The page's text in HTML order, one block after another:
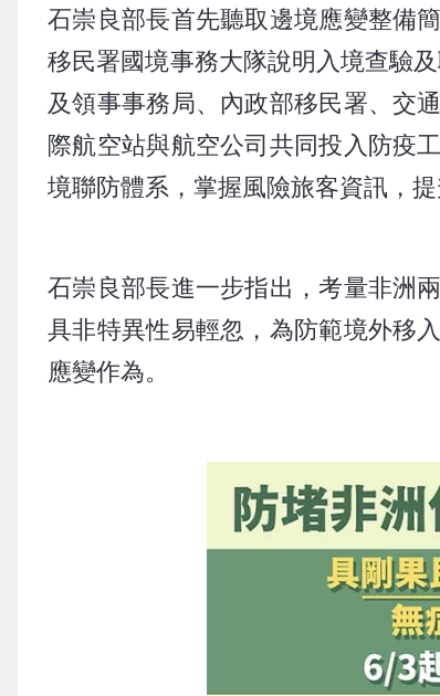
石崇良部長首先聽取邊境應變整備
移民署國境事務大隊說明入境查驗
及領事事務局、內政部移民署、交
際航空站與航空公司共同投入防疫
境聯防體系，掌握風險旅客資訊，
石崇良部長進一步指出，考量非洲
具非特異性易輕忽，為防範境外移
應變作為。